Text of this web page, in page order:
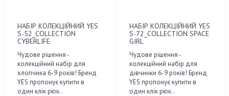
НАБІР КОЛЕКЦІЙНИЙ YES
S-52_COLLECTION
CYBERLIFE
Чудове рішення -
колекційний набір для
хлопчика 6-9 років! Бренд
YES пропонує купити в
один клік рюк..
НАБІР КОЛЕКЦІЙНИЙ YES
S-72_COLLECTION SPACE
GIRL
Чудове рішення -
колекційний набір для
дівчинки 6-9 років! Бренд
YES пропонує купити в
один клік рюк..